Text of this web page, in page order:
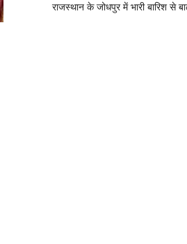
राजस्थान के जोधपुर में भारी बारिश से